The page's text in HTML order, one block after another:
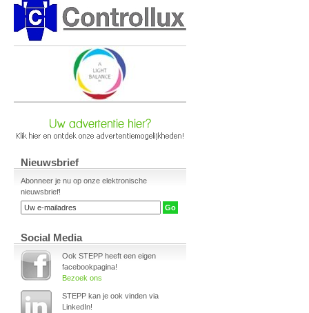
Nieuwsbrief
Abonneer je nu op onze elektronische
nieuwsbrief!
Social Media
Ook STEPP heeft een eigen
facebookpagina!
Bezoek ons
STEPP kan je ook vinden via
LinkedIn!